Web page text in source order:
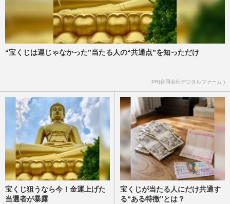
“宝くじは運じゃなかった”当たる人の“共通点”を知っただけ
PR(合同会社デジタルファーム )
宝くじ狙うなら今！金運上げた
当選者が暴露
宝くじが当たる人にだけ共通す
る“ある特徴”とは？